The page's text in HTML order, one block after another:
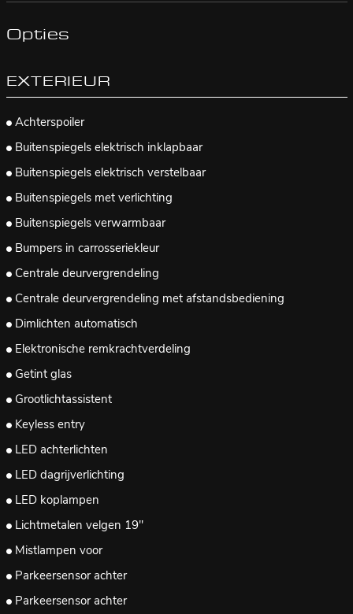
Opties
EXTERIEUR
Achterspoiler
Buitenspiegels elektrisch inklapbaar
Buitenspiegels elektrisch verstelbaar
Buitenspiegels met verlichting
Buitenspiegels verwarmbaar
Bumpers in carrosseriekleur
Centrale deurvergrendeling
Centrale deurvergrendeling met afstandsbediening
Dimlichten automatisch
Elektronische remkrachtverdeling
Getint glas
Grootlichtassistent
Keyless entry
LED achterlichten
LED dagrijverlichting
LED koplampen
Lichtmetalen velgen 19"
Mistlampen voor
Parkeersensor achter
Parkeersensor achter